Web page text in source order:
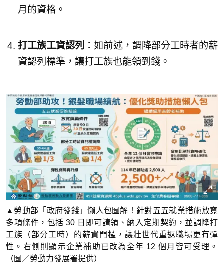
月的資格。
打工族工資認列 ：如前述，調降部分工時者的薪
資認列標準，讓打工族也能領到錢。
▲勞動部「政府發錢」懶人包圖解！針對五五就業措施放寬
多項條件，包括 30 日即可請領、納入定期契約，並調降打
工族（部分工時）的薪資門檻，讓壯世代重返職場更有彈
性。右側則顯示企業補助已改為全年 12 個月皆可受理。
（圖／勞動力發展署提供）